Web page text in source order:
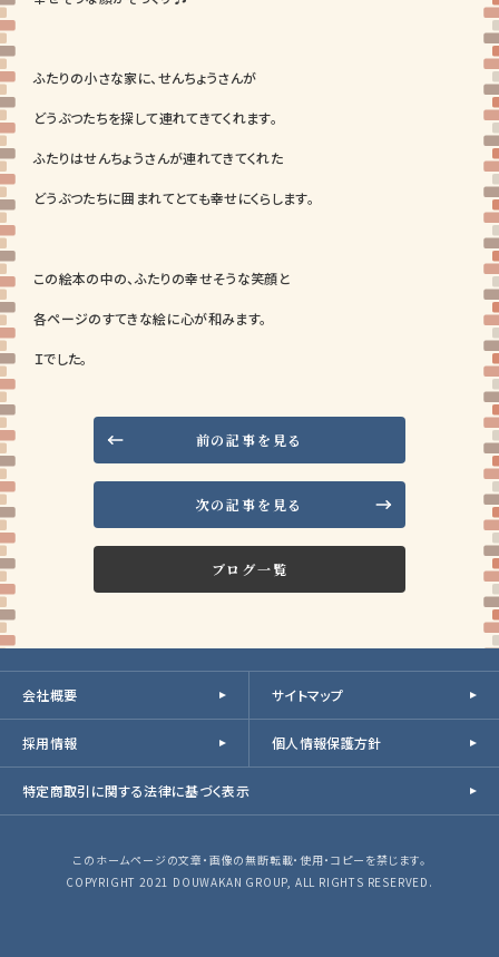
ふたりの小さな家に、せんちょうさんが
どうぶつたちを探して連れてきてくれます。
ふたりはせんちょうさんが連れてきてくれた
どうぶつたちに囲まれてとても幸せにくらします。
この絵本の中の、ふたりの幸せそうな笑顔と
各ページのすてきな絵に心が和みます。
Ｉでした。
前の記事を見る
ブログ一覧
次の記事を見る
会社概要 サイトマップ
採用情報 個人情報保護方針
特定商取引に関する法律に基づく表示
このホームページの文章・画像の無断転載・使用・コピーを禁じます。
COPYRIGHT 2021 DOUWAKAN GROUP, ALL RIGHTS RESERVED.